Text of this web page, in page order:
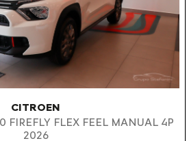
CITROEN
FIREFLY FLEX FEEL MANUAL 4P
2026